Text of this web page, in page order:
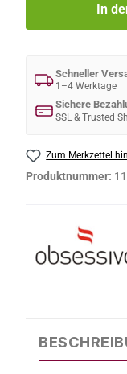
In
Schneller
1–4 Werktage
Sichere
SSL & Trusted
Zum Merkzettel
Produktnummer: